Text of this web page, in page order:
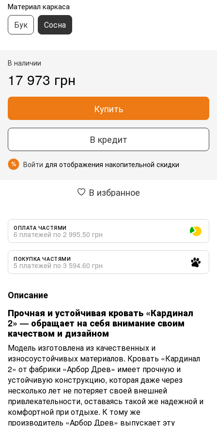
Материал каркаса
Бук Сосна
В наличии
17 973 грн
Купить
В кредит
% Войти для отображения накопительной скидки
В избранное
ОПЛАТА ЧАСТЯМИ
6 платежей по 2 995.50 грн
ПОКУПКА ЧАСТЯМИ
5 платежей по 3 594.60 грн
Описание
Прочная и устойчивая кровать «Кардинал
2» — обращает на себя внимание своим
качеством и дизайном
Модель изготовлена из качественных и
износоустойчивых материалов. Кровать «Кардинал
2» от фабрики «Арбор Древ» имеет прочную и
устойчивую конструкцию, которая даже через
несколько лет не потеряет своей внешней
привлекательности, оставаясь такой же надежной и
комфортной при отдыхе. К тому же
производитель «Арбор Древ» выпускает эту